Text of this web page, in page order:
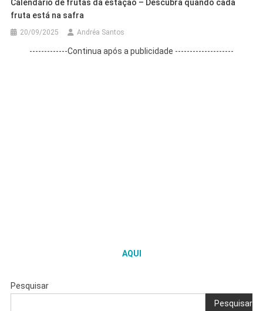
Calendário de frutas da estação – Descubra quando cada
fruta está na safra
20/09/2025 Andréa Santos
-------------Continua após a publicidade --------------------
AQUI
Pesquisar
Pesquisar